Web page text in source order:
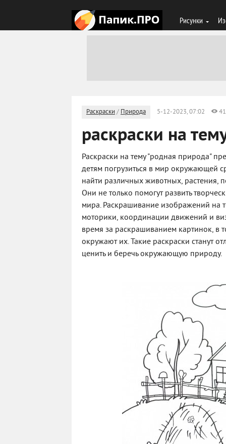
Рисунки
Раскраски / Природа 5-12-2023, 07:02
раскраски на
Раскраски на тему "родная природа"
детям погрузиться в мир окружающей
найти различных животных, растения,
Они не только помогут развить
мира. Раскрашивание изображений на
моторики, координации движений и
время за раскрашиванием картинок, в
окружают их. Такие раскраски станут
ценить и беречь окружающую природу.